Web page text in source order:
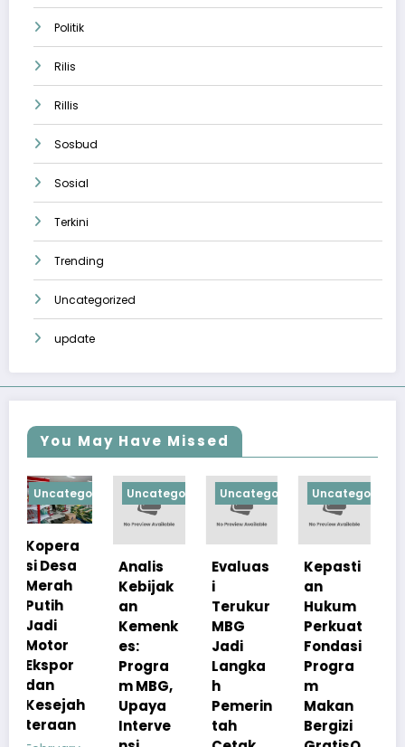
Politik
Rilis
Rillis
Sosbud
Sosial
Terkini
Trending
Uncategorized
update
You May Have Missed
Uncategorized
Analis
Kebijak
an
Kemenk
es:
Progra
m MBG,
Upaya
Interve
Uncategorized
Evaluas
i
Terukur
MBG
Jadi
Langka
h
Pemerin
tah
Uncategorized
Kepasti
Hukum
Perkuat
Fondasi
Progra
Makan
Bergizi
Apresia
si
Pemerin
tah
Pastika
n
s Menu
MBG